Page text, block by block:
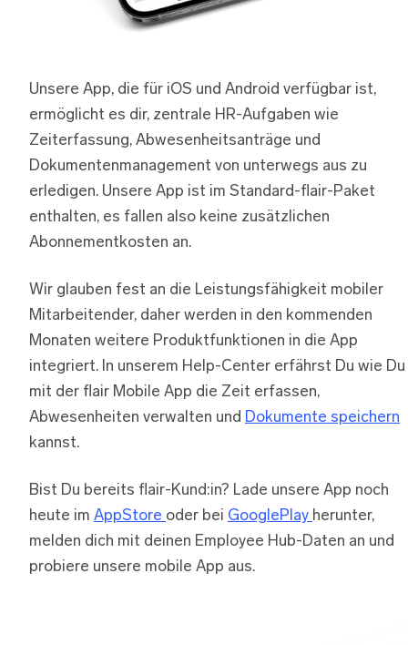
Unsere App, die für iOS und Android verfügbar ist,
ermöglicht es dir, zentrale HR-Aufgaben wie
Zeiterfassung, Abwesenheitsanträge und
Dokumentenmanagement von unterwegs aus zu
erledigen. Unsere App ist im Standard-flair-Paket
enthalten, es fallen also keine zusätzlichen
Abonnementkosten an.
Wir glauben fest an die Leistungsfähigkeit mobiler
Mitarbeitender, daher werden in den kommenden
Monaten weitere Produktfunktionen in die App
integriert. In unserem Help-Center erfährst Du wie Du
mit der flair Mobile App die Zeit erfassen,
Abwesenheiten verwalten und Dokumente speichern
kannst.
Bist Du bereits flair-Kund:in? Lade unsere App noch
heute im AppStore oder bei GooglePlay herunter,
melden dich mit deinen Employee Hub-Daten an und
probiere unsere mobile App aus.